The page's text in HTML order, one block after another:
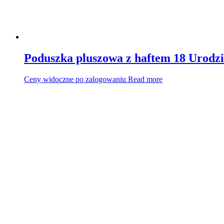
Poduszka pluszowa z haftem 18
Ceny widoczne po zalogowaniu Read more